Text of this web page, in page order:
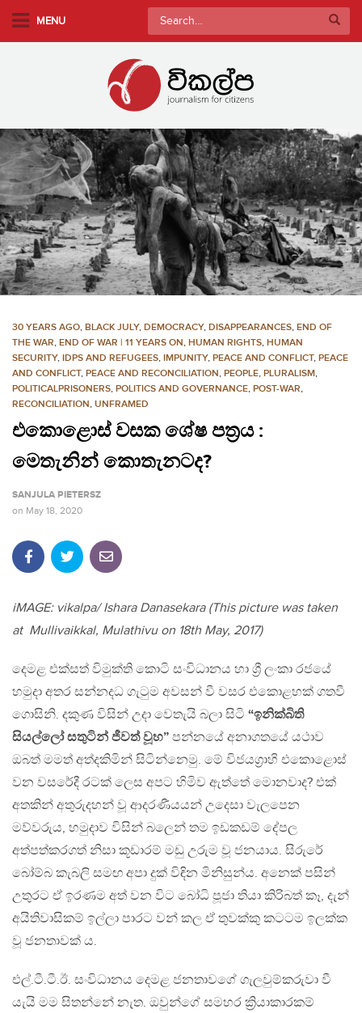
m
a
i
n
c
o
n
t
e
MENU
Search
for:
30 YEARS AGO, BLACK JULY, DEMOCRACY, DISAPPEARANCES, END OF
THE WAR, END OF WAR | 11 YEARS ON, HUMAN RIGHTS, HUMAN
SECURITY, IDPS AND REFUGEES, IMPUNITY, PEACE AND CONFLICT, PEACE
AND CONFLICT, PEACE AND RECONCILIATION, PEOPLE, PLURALISM,
POLITICALPRISONERS, POLITICS AND GOVERNANCE, POST-WAR,
RECONCILIATION, UNFRAMED
එකොළොස් වසක ශේෂ පත්‍රය :
මෙතැනින් කොතැනටද?
SANJULA PIETERSZ
on May 18, 2020
iMAGE: vikalpa/ Ishara Danasekara (This picture was taken
at Mullivaikkal, Mulathivu on 18th May, 2017)
දෙමළ එක්සත් විමුක්ති කොටි සංවිධානය හා ශ්‍රී ලංකා රජයේ
හමුදා අතර සන්නදධ ගැටුම අවසන් වී වසර එකොළහක් ගතවී
ගොසිනි. දකුණ විසින් උදා වෙතැයි බලා සිටි “ඉනික්බිති
සියල්ලෝ සතුටින් ජීවත් වූහ” පන්නයේ අනාගතයේ යථාව
ඔබත් මමත් අත්දකිමින් සිටින්නෙමු. මේ විජයග්‍රාහි එකොළොස්
වන වසරේදී රටක් ලෙස අපට හිමිව ඇත්තේ මොනවාද? එක්
අතකින් අතුරුදහන් වූ ආදරණීයයන් උදෙසා වැලපෙන
මව්වරුය, හමුදාව විසින් බලෙන් තම ඉඩකඩම් දේපල
අත්පත්කරගත් නිසා කූඩාරම් මඩු උරුම වූ ජනයාය. සිරුරේ
බෝම්බ කැබලි සමඟ අපා දුක් විඳින මිනිසුන්ය. අනෙක් පසින්
උතුරට ඒ ඉරණම අත් වන විට බෝධි පූජා තියා කිරිබත් කෑ, දැන්
අයිතිවාසිකම් ඉල්ලා පාරට වන් කල ඒ තුවක්කු කටටම ඉලක්ක
වූ ජනතාවක් ය.
එල්.ටී.ටී.ඊ. සංවිධානය දෙමළ ජනතාවගේ ගැලවුම්කරුවා වී
යැයි මම සිතන්නේ නැත. ඔවුන්ගේ සමහර ක්‍රියාකාරකම්